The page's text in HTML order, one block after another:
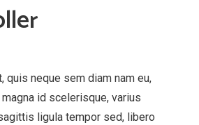
quis neque sem diam nam eu,
id scelerisque, varius
ligula tempor sed, libero